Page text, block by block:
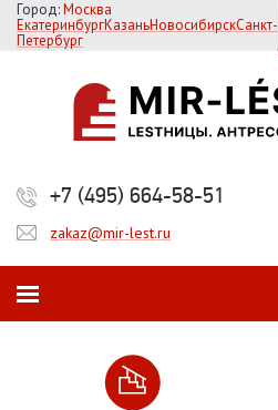
Город:Москва
ЕкатеринбургКазаньНовосибирскСанкт-
Петербург
+7 (495) 664-58-51
zakaz@mir-lest.ru